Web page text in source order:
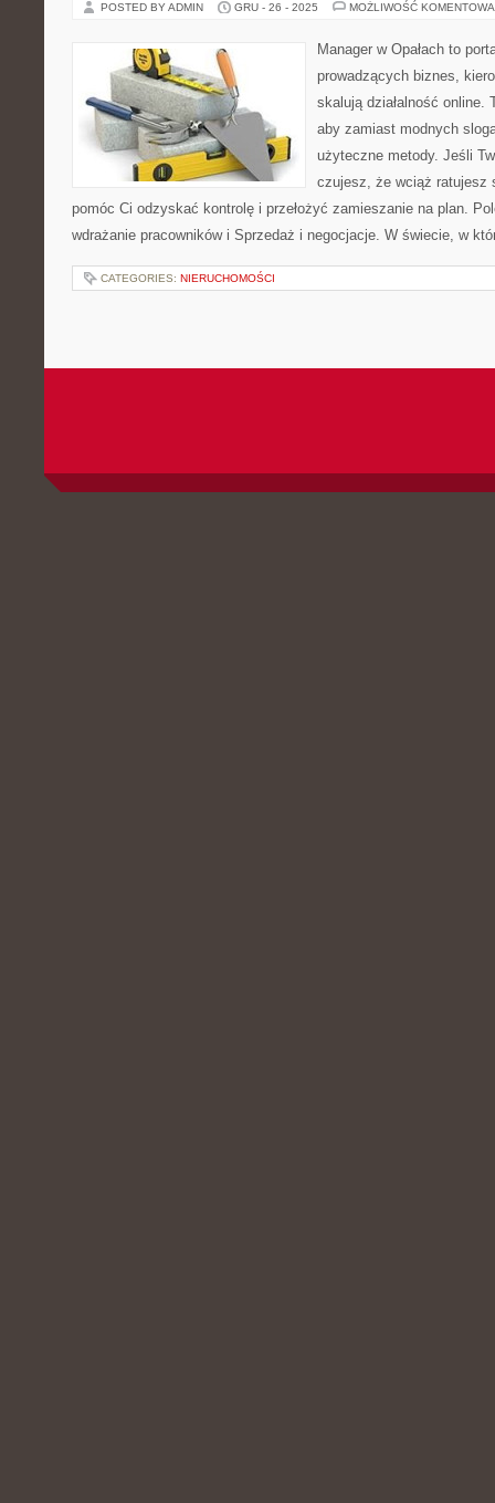
POSTED BY ADMIN GRU - 26 - 2025 MOŻLIWOŚĆ
Manager w Opałach to
prowadzących biznes,
skalują działalność online.
aby zamiast modnych
użyteczne metody. Jeśli
czujesz, że wciąż ratujesz
pomóc Ci odzyskać kontrolę i przełożyć zamieszanie na plan.
wdrażanie pracowników i Sprzedaż i negocjacje. W świecie, w
CATEGORIES: NIERUCHOMOŚCI